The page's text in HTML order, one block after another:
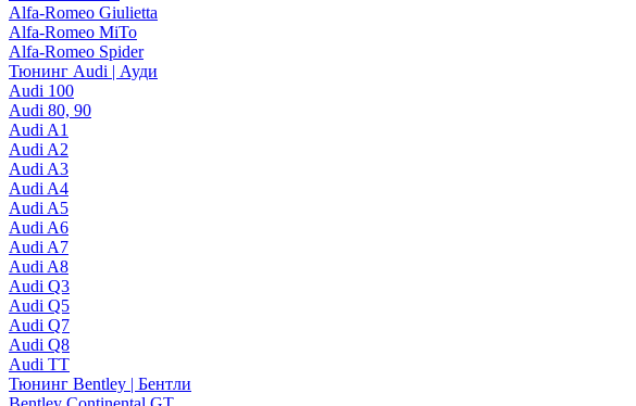
Alfa-Romeo Giulietta
Alfa-Romeo MiTo
Alfa-Romeo Spider
Тюнинг Audi | Ауди
Audi 100
Audi 80, 90
Audi A1
Audi A2
Audi A3
Audi A4
Audi A5
Audi A6
Audi A7
Audi A8
Audi Q3
Audi Q5
Audi Q7
Audi Q8
Audi TT
Тюнинг Bentley | Бентли